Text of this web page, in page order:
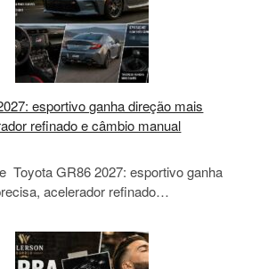
esportivo ganha direção mais
refinado e câmbio manual
Toyota GR86 2027: esportivo ganha
acelerador refinado…